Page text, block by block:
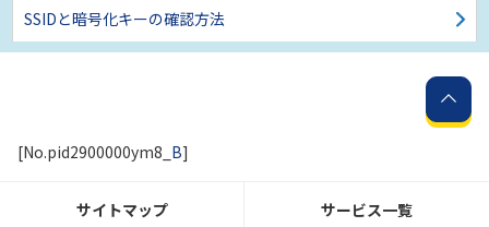
SSIDと暗号化キーの確認方法
[No.pid2900000ym8_ B]
サイトマップ サービス一覧